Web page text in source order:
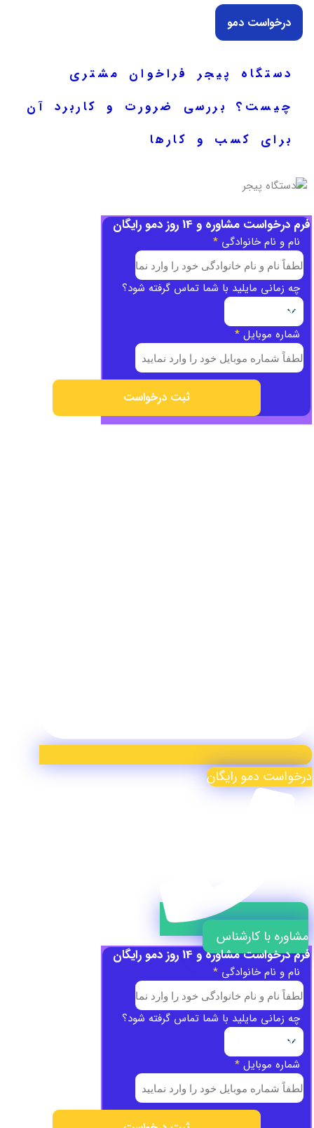
درخواست دمو
دستگاه پیجر فراخوان مشتری
چیست؟ بررسی ضرورت و کاربرد آن
برای کسب و کارها
فرم درخواست مشاوره و 14 روز دمو رایگان
نام و نام خانوادگی *
چه زمانی مایلید با شما تماس گرفته شود؟
شماره موبایل *
ثبت درخواست
درخواست دمو رایگان
مشاوره با کارشناس
فرم درخواست مشاوره و 14 روز دمو رایگان
نام و نام خانوادگی *
چه زمانی مایلید با شما تماس گرفته شود؟
شماره موبایل *